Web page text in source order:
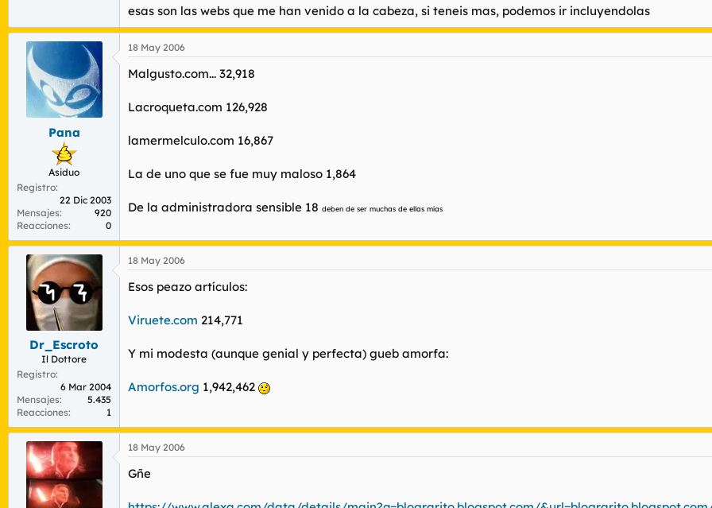
esas son las webs que me han venido a la cabeza, si teneis mas, podemos ir incluyendolas
Pana
Asiduo
Registro
22 Dic 2003
Mensajes
920
Reacciones
0
18 May 2006
Malgusto.com... 32,918
Lacroqueta.com 126,928
lamermelculo.com 16,867
La de uno que se fue muy maloso 1,864
De la administradora sensible 18 deben de ser muchas de ellas mías
Dr_Escroto
Il Dottore
Registro
6 Mar 2004
Mensajes
5.435
Reacciones
1
18 May 2006
Esos peazo artículos:
Viruete.com 214,771
Y mi modesta (aunque genial y perfecta) gueb amorfa:
Amorfos.org 1,942,462
18 May 2006
Gñe